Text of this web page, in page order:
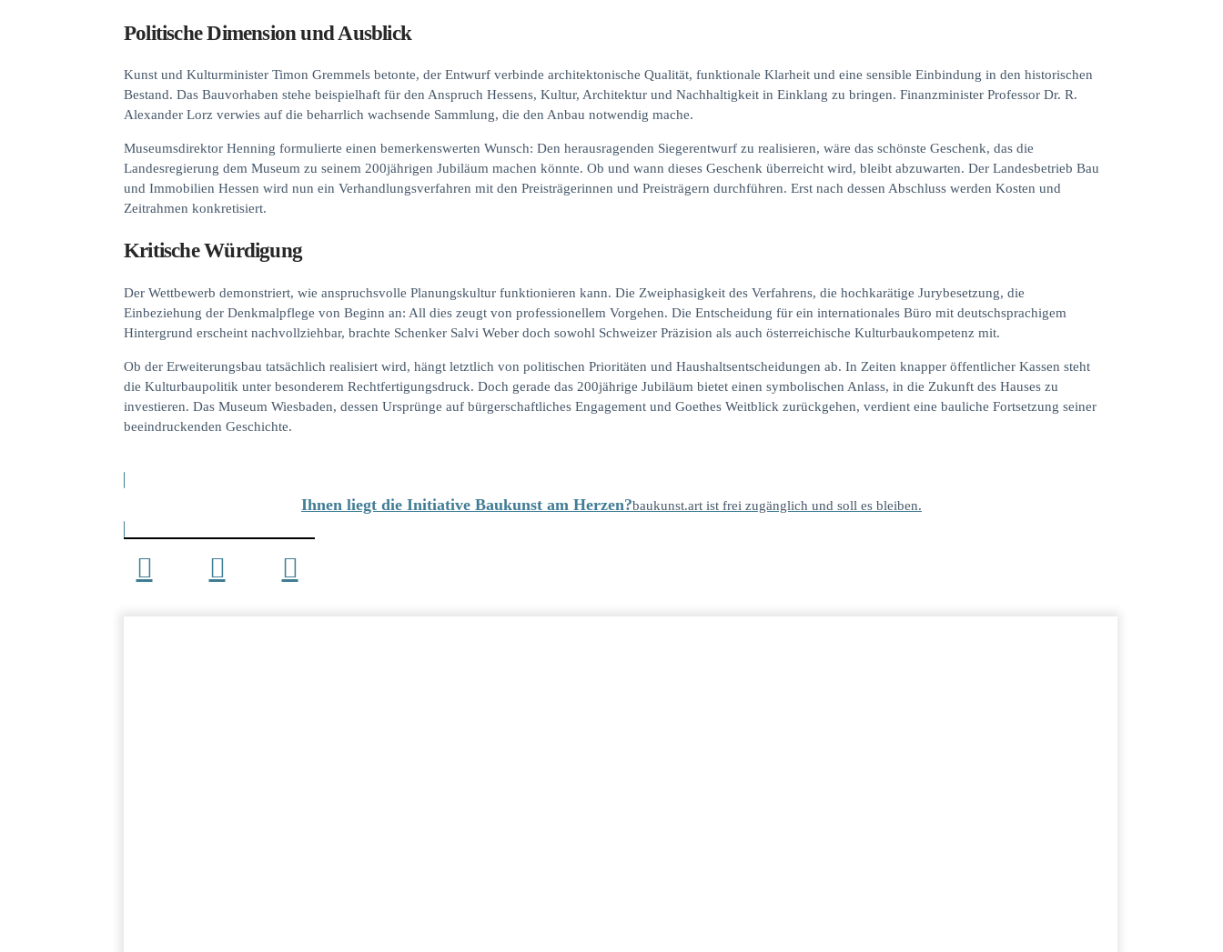
Politische Dimension und Ausblick
Kunst und Kulturminister Timon Gremmels betonte, der Entwurf verbinde architektonische Qualität, funktionale Klarheit und eine sensible Einbindung in den historischen
Bestand. Das Bauvorhaben stehe beispielhaft für den Anspruch Hessens, Kultur, Architektur und Nachhaltigkeit in Einklang zu bringen. Finanzminister Professor Dr. R.
Alexander Lorz verwies auf die beharrlich wachsende Sammlung, die den Anbau notwendig mache.
Museumsdirektor Henning formulierte einen bemerkenswerten Wunsch: Den herausragenden Siegerentwurf zu realisieren, wäre das schönste Geschenk, das die
Landesregierung dem Museum zu seinem 200jährigen Jubiläum machen könnte. Ob und wann dieses Geschenk überreicht wird, bleibt abzuwarten. Der Landesbetrieb Bau
und Immobilien Hessen wird nun ein Verhandlungsverfahren mit den Preisträgerinnen und Preisträgern durchführen. Erst nach dessen Abschluss werden Kosten und
Zeitrahmen konkretisiert.
Kritische Würdigung
Der Wettbewerb demonstriert, wie anspruchsvolle Planungskultur funktionieren kann. Die Zweiphasigkeit des Verfahrens, die hochkarätige Jurybesetzung, die
Einbeziehung der Denkmalpflege von Beginn an: All dies zeugt von professionellem Vorgehen. Die Entscheidung für ein internationales Büro mit deutschsprachigem
Hintergrund erscheint nachvollziehbar, brachte Schenker Salvi Weber doch sowohl Schweizer Präzision als auch österreichische Kulturbaukompetenz mit.
Ob der Erweiterungsbau tatsächlich realisiert wird, hängt letztlich von politischen Prioritäten und Haushaltsentscheidungen ab. In Zeiten knapper öffentlicher Kassen steht
die Kulturbaupolitik unter besonderem Rechtfertigungsdruck. Doch gerade das 200jährige Jubiläum bietet einen symbolischen Anlass, in die Zukunft des Hauses zu
investieren. Das Museum Wiesbaden, dessen Ursprünge auf bürgerschaftliches Engagement und Goethes Weitblick zurückgehen, verdient eine bauliche Fortsetzung seiner
beeindruckenden Geschichte.
Ihnen liegt die Initiative Baukunst am Herzen?baukunst.art ist frei zugänglich und soll es bleiben.